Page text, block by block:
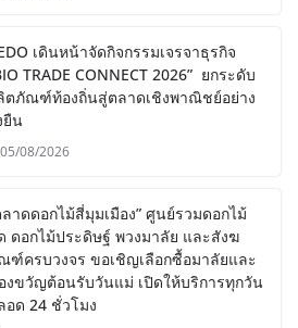
เดินหน้าจัดกิจกรรมเจรจาธุรกิจ
TRADE CONNECT 2026” ยกระดับ
ตภัณฑ์ท้องถิ่นสู่ตลาดเชิงพาณิชย์อย่าง
ยืน
05/08/2026
ลาดดอกไม้สี่มุมเมือง” ศูนย์รวมดอกไม้
ดอกไม้ประดิษฐ์ พวงมาลัย และสังฆ
ฑ์ครบวงจร ขอเชิญเลือกซื้อมาลัยและ
งขวัญต้อนรับวันแม่ เปิดให้บริการทุกวัน
อด 24 ชั่วโมง